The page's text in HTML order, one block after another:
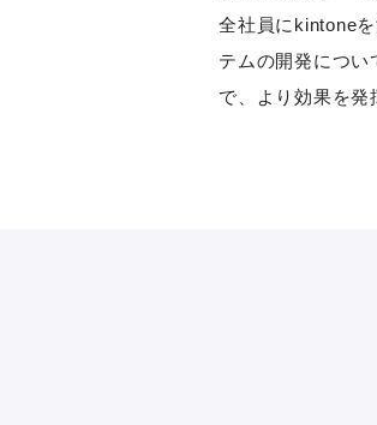
全社員にkintone
テムの開発につ
で、より効果を発